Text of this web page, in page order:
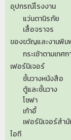
อุปกรณ์โรงงาน
แว่นตานิรภัย
เสื้อจราจร
ของขวัญและงานพิ
กระเช้าตามเทศก
เฟอร์นิเจอร์
ชั้นวางหนังสือ
ตู้และชั้นวาง
โซฟา
เก้าอี้
เฟอร์นิเจอร์สำ
ไอที